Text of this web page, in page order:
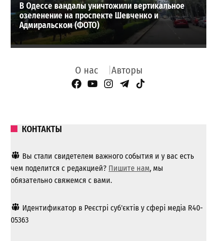
В Одессе вандалы уничтожили вертикальное
озеленение на проспекте Шевченко и
Адмиральском (ФОТО)
О нас Авторы
Facebook Page
YouTube
Instagram
Telegram
TikTok
КОНТАКТЫ
Вы стали свидетелем важного события и у вас есть
чем поделится с редакцией? Пишите нам, мы
обязательно свяжемся с вами.
Идентификатор в Реєстрі суб'єктів у сфері медіа R40-
05363